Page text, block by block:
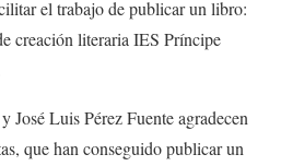
el trabajo de publicar un libro:
creación literaria IES Príncipe
José Luis Pérez Fuente agradecen
que han conseguido publicar un